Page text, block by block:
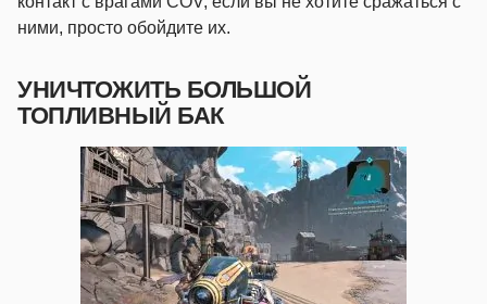
ними, просто обойдите их.
УНИЧТОЖИТЬ БОЛЬШОЙ
ТОПЛИВНЫЙ БАК